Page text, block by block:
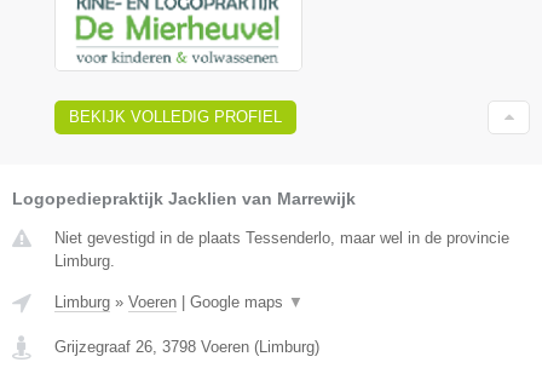
BEKIJK VOLLEDIG PROFIEL
Logopediepraktijk Jacklien van Marrewijk
Niet gevestigd in de plaats Tessenderlo, maar wel in de provincie
Limburg.
Limburg » Voeren Google maps ▼
Grijzegraaf 26 3798 Voeren ( Limburg)